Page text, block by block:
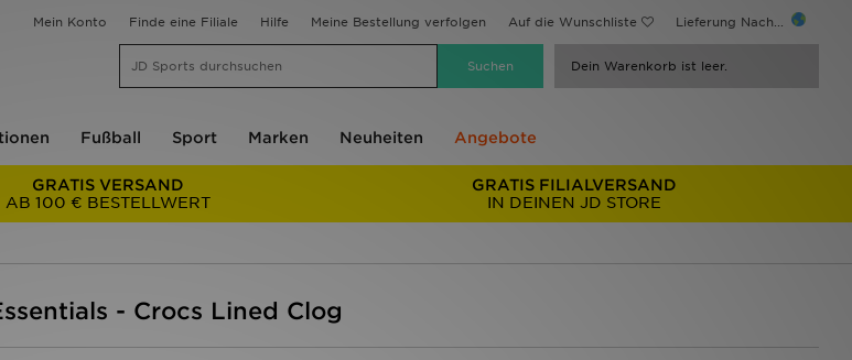
Mein Konto Finde eine Filiale Hilfe Meine Bestellung verfolgen Auf die Wunschliste Lieferung Nach...
Dein Warenkorb ist leer.
Fußball Sport Marken Neuheiten Angebote
GRATIS VERSAND
AB 100 € BESTELLWERT
GRATIS FILIALVERSAND
IN DEINEN JD STORE
- Crocs Lined Clog